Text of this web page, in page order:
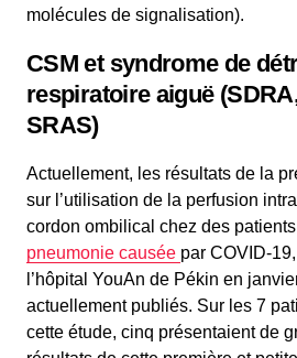
molécules de signalisation).
CSM et syndrome de
respiratoire aiguë
SRAS)
Actuellement, les résultats de la
sur l’utilisation de la perfusion
cordon ombilical chez des
pneumonie causée par COVID-
l’hôpital YouAn de Pékin en
actuellement publiés. Sur les 7
cette étude, cinq présentaient de